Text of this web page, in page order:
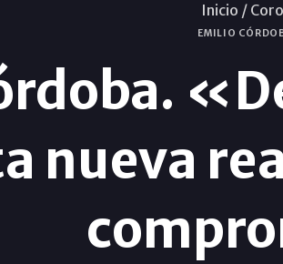
Inicio /
EMILIO
nueva